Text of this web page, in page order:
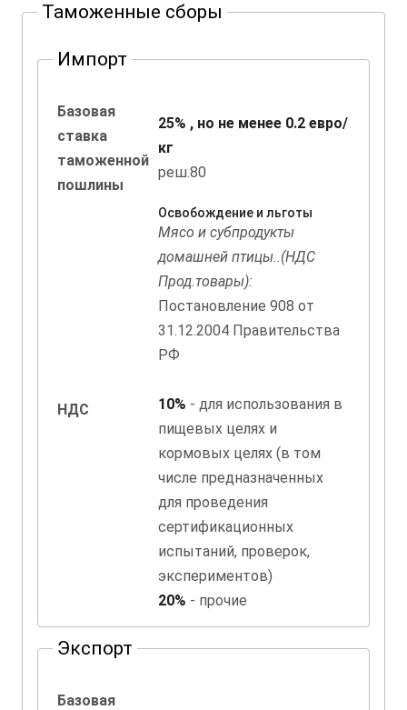
Таможенные сборы
Импорт
Базовая
ставка
таможенной
пошлины
25% , но не менее 0.2 евро/
кг
реш.80
НДС
Освобождение и льготы
Мясо и субпродукты
домашней птицы..(НДС
Прод.товары):
Постановление 908 от
31.12.2004 Правительства
РФ
10% - для использования в
пищевых целях и
кормовых целях (в том
числе предназначенных
для проведения
сертификационных
испытаний, проверок,
экспериментов)
20% - прочие
Экспорт
Базовая